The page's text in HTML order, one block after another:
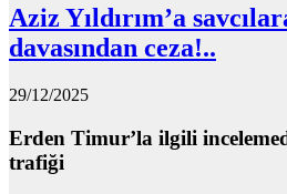
Aziz Yıldırım’a
davasından ceza!..
29/12/2025
Erden Timur’la ilgili
trafiği